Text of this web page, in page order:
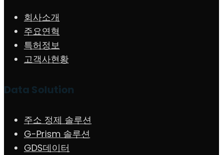
회사소개
주요연혁
특허정보
고객사현황
Data Solution
주소 정제 솔루션
G-Prism 솔루션
GDS데이터